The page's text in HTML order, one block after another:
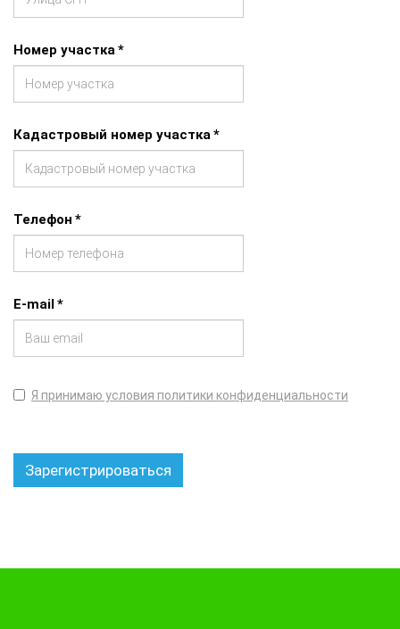
Номер участка*
Кадастровый номер участка*
Телефон *
E-mail*
Я принимаю условия политики конфиденциальности